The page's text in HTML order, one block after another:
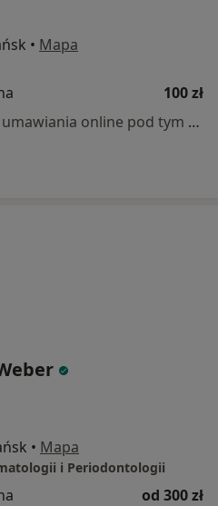
• Mapa
100 zł
Specjalista nie oferuje umawiania online pod tym adresem.
• Mapa
i Periodontologii
od 300 zł